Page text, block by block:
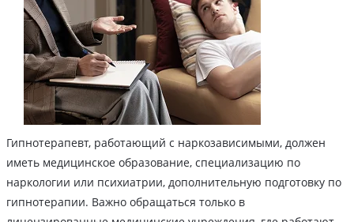
Гипнотерапевт, работающий с наркозависимыми, должен
иметь медицинское образование, специализацию по
наркологии или психиатрии, дополнительную подготовку по
гипнотерапии. Важно обращаться только в